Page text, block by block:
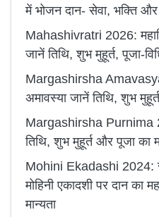
में भोजन दान- सेवा, भक्ति और
Mahashivratri 2026:
जानें तिथि, शुभ मुहूर्त, पूजा-
Margashirsha Amavasya
अमावस्या जानें तिथि, शुभ
Margashirsha Purnima
तिथि, शुभ मुहूर्त और पूजा का
Mohini Ekadashi 2024:
मोहिनी एकादशी पर दान का
मान्यता